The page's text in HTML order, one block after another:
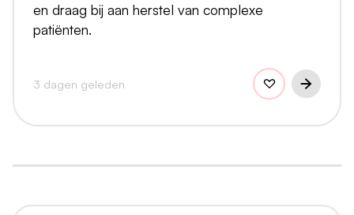
en draag bij aan herstel van complexe
patiënten.
3 dagen geleden